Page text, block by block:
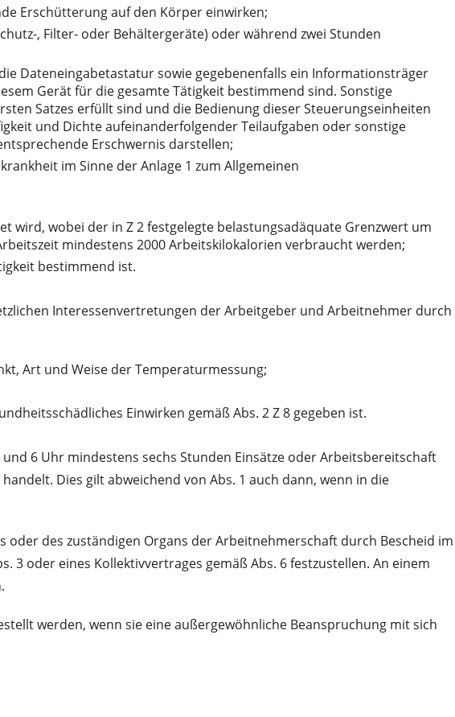
Erschütterung auf den Körper einwirken;
, Filter- oder Behältergeräte) oder während zwei Stunden
Dateneingabetastatur sowie gegebenenfalls ein Informationsträger
Gerät für die gesamte Tätigkeit bestimmend sind. Sonstige
Satzes erfüllt sind und die Bedienung dieser Steuerungseinheiten
und Dichte aufeinanderfolgender Teilaufgaben oder sonstige
Erschwernis darstellen;
im Sinne der Anlage 1 zum Allgemeinen
wird, wobei der in Z 2 festgelegte belastungsadäquate Grenzwert um
mindestens 2000 Arbeitskilokalorien verbraucht werden;
bestimmend ist.
Interessenvertretungen der Arbeitgeber und Arbeitnehmer durch
Art und Weise der Temperaturmessung;
Einwirken gemäß Abs. 2 Z 8 gegeben ist.
6 Uhr mindestens sechs Stunden Einsätze oder Arbeitsbereitschaft
Dies gilt abweichend von Abs. 1 auch dann, wenn in die
des zuständigen Organs der Arbeitnehmerschaft durch Bescheid im
3 oder eines Kollektivvertrages gemäß Abs. 6 festzustellen. An einem
werden, wenn sie eine außergewöhnliche Beanspruchung mit sich